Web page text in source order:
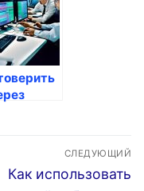
СЛЕДУЮЩИЙ
Следующая
Как использовать